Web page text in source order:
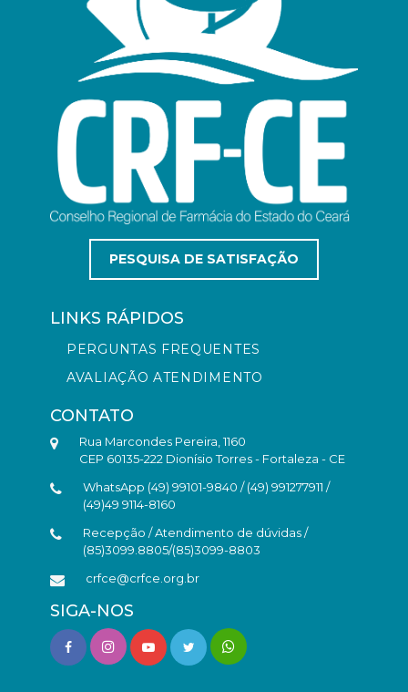
PESQUISA DE SATISFAÇÃO
LINKS RÁPIDOS
PERGUNTAS FREQUENTES
AVALIAÇÃO ATENDIMENTO
CONTATO
Rua Marcondes Pereira, 1160
CEP 60135-222 Dionísio Torres - Fortaleza - CE
WhatsApp (49) 99101-9840 / (49) 991277911 /
(49)49 9114-8160
Recepção / Atendimento de dúvidas /
(85)3099.8805/(85)3099-8803
crfce@crfce.org.br
SIGA-NOS